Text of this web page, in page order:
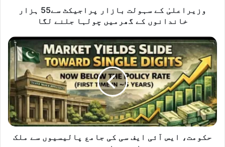
و
ل
ت
ب
ا
ز
ا
ر
پ
وزیراعلیٰ کے سہولت بازار پراجیکٹ سے55 ہزار
خاندانوں کے گھرمیں چولہا جلنے لگا
ح
ک
و
م
،
ا
ی
س
حکومت، ایس آئی ایف سی کی جامع پالیسیوں سے ملک